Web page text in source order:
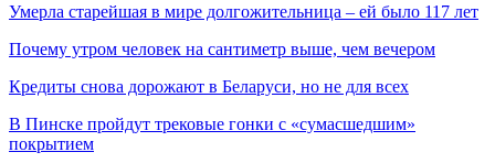
Умерла старейшая в мире долгожительница – ей было 117 лет
Почему утром человек на сантиметр выше, чем вечером
Кредиты снова дорожают в Беларуси, но не для всех
В Пинске пройдут трековые гонки с «сумасшедшим»
покрытием